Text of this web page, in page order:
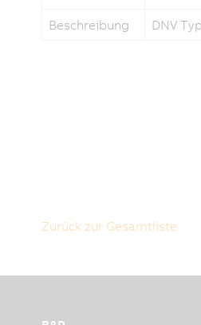
Beschreibung
DNV
Zurück zur Gesamtliste